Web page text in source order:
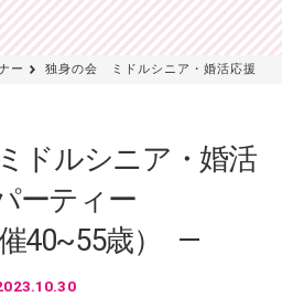
ー
独身の会 ミドルシニア・婚活応援
ドルシニア・婚活
ーティー
40~55歳）